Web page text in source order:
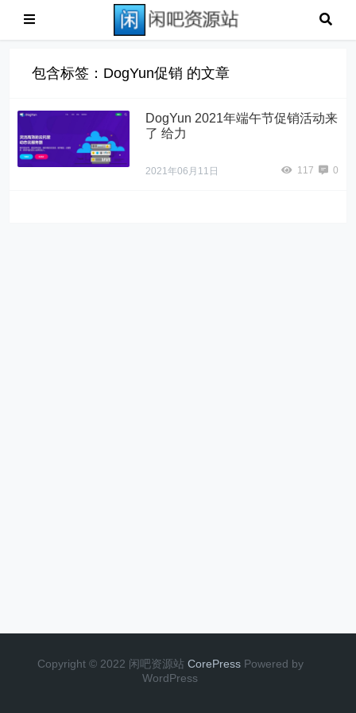
包含标签：DogYun促销 的文章
DogYun 2021年端午节促销活动来
了 给力
2021年06月11日 117 0
Copyright © 2022 闲吧资源站 CorePress Powered by
WordPress